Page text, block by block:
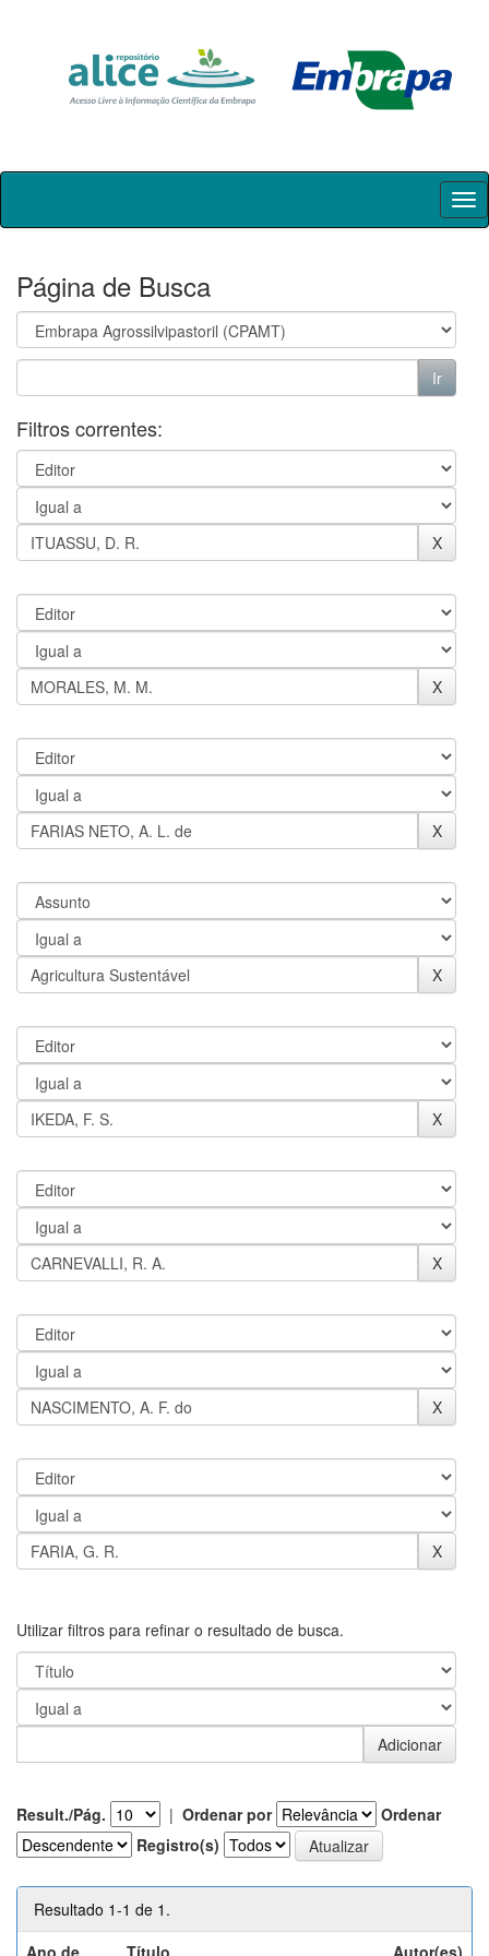
Skip
Página de Busca
Filtros correntes:
Utilizar filtros para refinar o resultado de busca.
Result./Pág. | Ordenar por
Ordenar
Registro(s)
Resultado 1-1 de 1.
Ano de
Título Autor(es)